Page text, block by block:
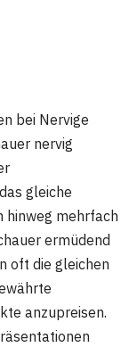
bei Nervige
nervig
gleiche
hinweg mehrfach
ermüdend
oft die gleichen
anzupreisen.